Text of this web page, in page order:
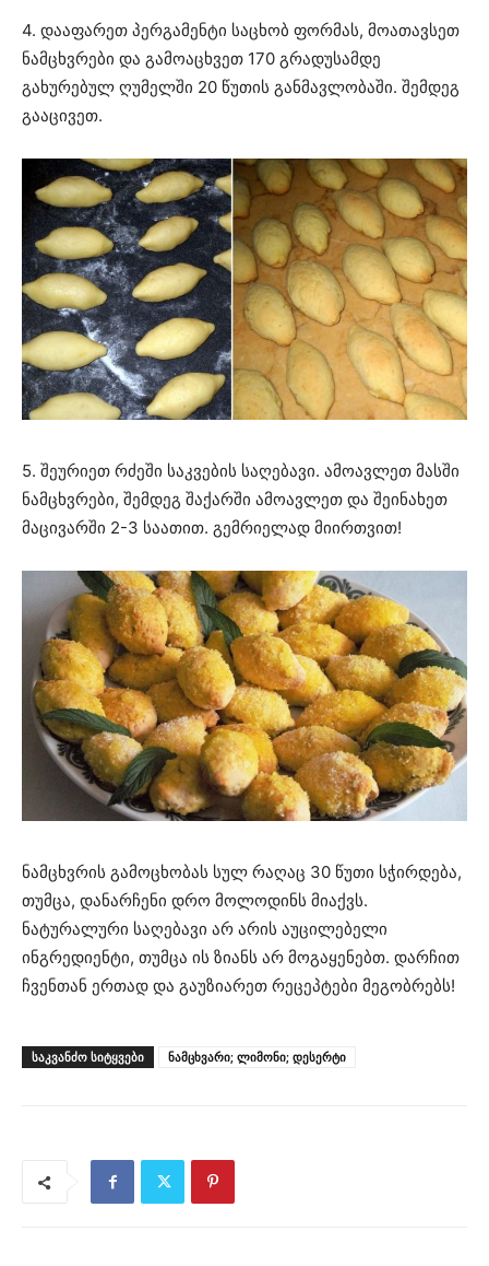
4. დააფარეთ პერგამენტი საცხობ ფორმას, მოათავსეთ
ნამცხვრები და გამოაცხვეთ 170 გრადუსამდე
გახურებულ ღუმელში 20 წუთის განმავლობაში. შემდეგ
გააცივეთ.
5. შეურიეთ რძეში საკვების საღებავი. ამოავლეთ მასში
ნამცხვრები, შემდეგ შაქარში ამოავლეთ და შეინახეთ
მაცივარში 2-3 საათით. გემრიელად მიირთვით!
ნამცხვრის გამოცხობას სულ რაღაც 30 წუთი სჭირდება,
თუმცა, დანარჩენი დრო მოლოდინს მიაქვს.
ნატურალური საღებავი არ არის აუცილებელი
ინგრედიენტი, თუმცა ის ზიანს არ მოგაყენებთ. დარჩით
ჩვენთან ერთად და გაუზიარეთ რეცეპტები მეგობრებს!
ᲡᲐᲙᲕᲐᲜᲫᲝ ᲡᲘᲢᲧᲕᲔᲑᲘ ნამცხვარი; ლიმონი; დესერტი